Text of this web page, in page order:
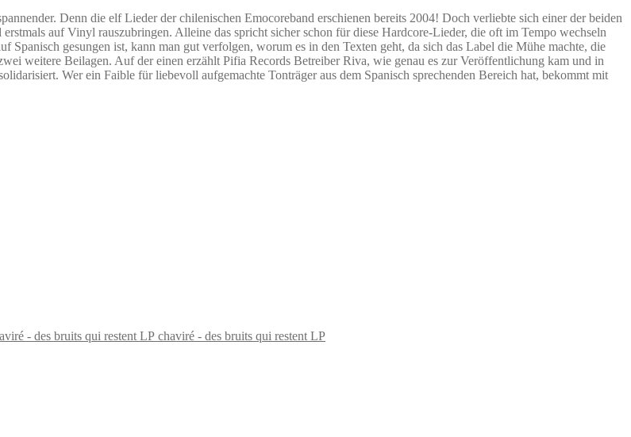
Denn die elf Lieder der chilenischen Emocoreband erschienen bereits 2004! Doch verliebte sich einer der beiden
auf Vinyl rauszubringen. Alleine das spricht sicher schon für diese Hardcore-Lieder, die oft im Tempo wechseln
gesungen ist, kann man gut verfolgen, worum es in den Texten geht, da sich das Label die Mühe machte, die
weitere Beilagen. Auf der einen erzählt Pifia Records Betreiber Riva, wie genau es zur Veröffentlichung kam und in
Wer ein Faible für liebevoll aufgemachte Tonträger aus dem Spanisch sprechenden Bereich hat, bekommt mit
chaviré - des bruits qui restent LP